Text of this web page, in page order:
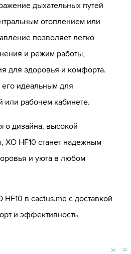
дыхательных путей
отоплением или
позволяет легко
и режим работы,
для здоровья и комфорта.
его идеальным для
или рабочем кабинете.
дизайна, высокой
XO HF10 станет надежным
и уюта в любом
в cactus.md с доставкой
и эффективность